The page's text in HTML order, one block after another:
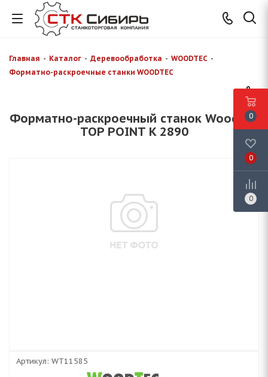
Главная - Каталог - Деревообработка - WOODTEC -
Форматно-раскроечные станки WOODTEC
Форматно-раскроечный станок WoodTec
TOP POINT K 2890
Артикул: WT11585
0
0
0